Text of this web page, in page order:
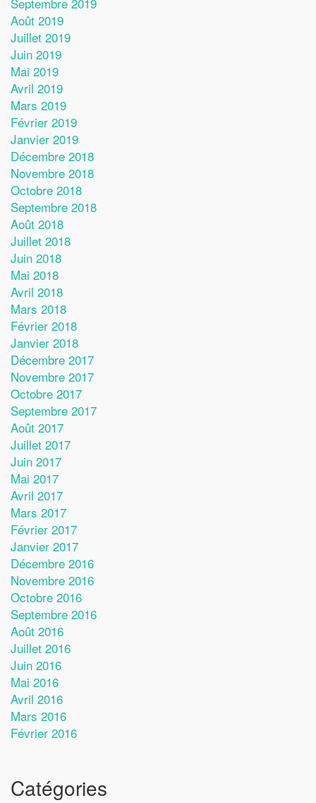
Août 2019
Juillet 2019
Juin 2019
Mai 2019
Avril 2019
Mars 2019
Février 2019
Janvier 2019
Décembre 2018
Novembre 2018
Octobre 2018
Septembre 2018
Août 2018
Juillet 2018
Juin 2018
Mai 2018
Avril 2018
Mars 2018
Février 2018
Janvier 2018
Décembre 2017
Novembre 2017
Octobre 2017
Septembre 2017
Août 2017
Juillet 2017
Juin 2017
Mai 2017
Avril 2017
Mars 2017
Février 2017
Janvier 2017
Décembre 2016
Novembre 2016
Octobre 2016
Septembre 2016
Août 2016
Juillet 2016
Juin 2016
Mai 2016
Avril 2016
Mars 2016
Février 2016
Catégories